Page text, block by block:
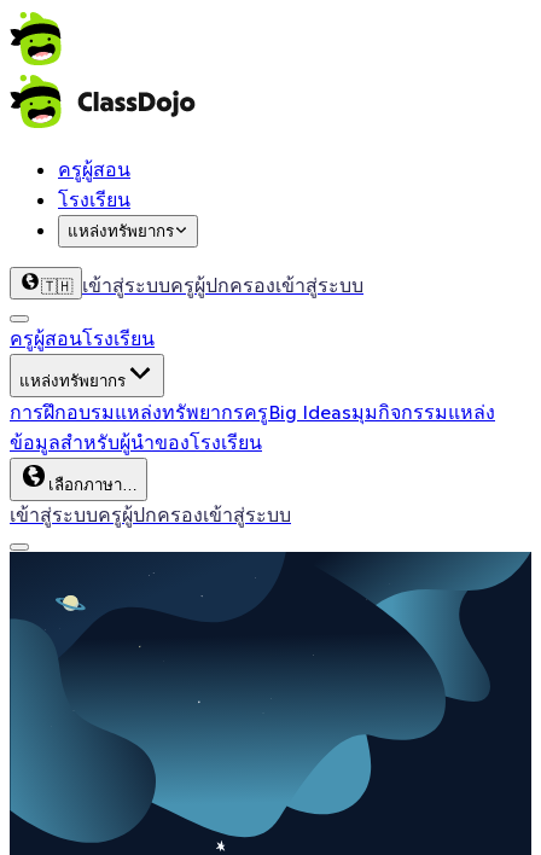
ครูผู้สอน
โรงเรียน
แหล่งทรัพยากร
🇹🇭 เข้าสู่ระบบครูผู้ปกครองเข้าสู่ระบบ
ครูผู้สอนโรงเรียน
แหล่งทรัพยากร
การฝึกอบรมแหล่งทรัพยากรครูBig Ideasมุมกิจกรรมแหล่ง
ข้อมูลสำหรับผู้นำของโรงเรียน
เลือกภาษา…
เข้าสู่ระบบครูผู้ปกครองเข้าสู่ระบบ